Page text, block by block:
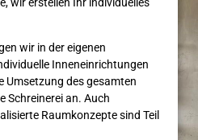
wir in der eigenen
Inneneinrichtungen
Umsetzung des gesamten
Schreinerei an. Auch
Raumkonzepte sind Teil